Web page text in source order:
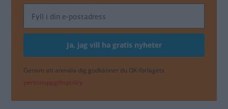
Genom att anmäla dig godkänner du OK-förlagets
personuppgiftspolicy.